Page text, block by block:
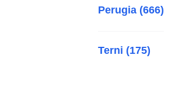
Perugia (666)
Terni (175)